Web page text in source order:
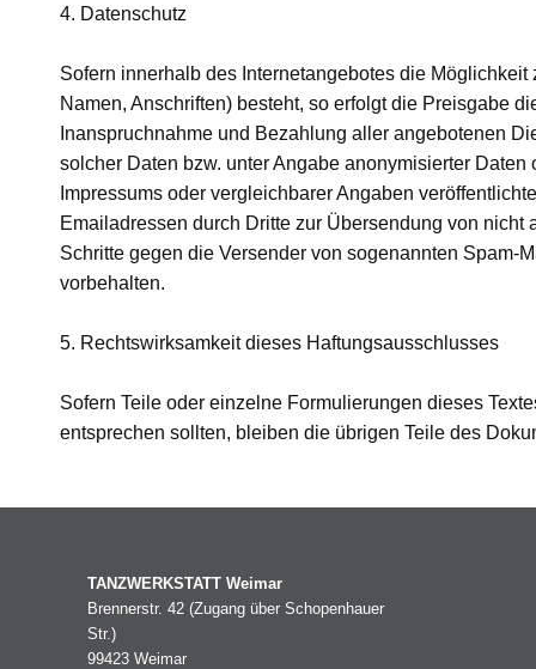
4. Datenschutz
Sofern innerhalb des Internetangebotes die
Namen, Anschriften) besteht, so erfolgt die Preisgabe
Inanspruchnahme und Bezahlung aller angebotenen
solcher Daten bzw. unter Angabe anonymisierter
Impressums oder vergleichbarer Angaben
Emailadressen durch Dritte zur Übersendung von
Schritte gegen die Versender von sogenannten Spam-
vorbehalten.
5. Rechtswirksamkeit dieses Haftungsausschlusses
Sofern Teile oder einzelne Formulierungen dieses
entsprechen sollten, bleiben die übrigen Teile des
TANZWERKSTATT Weimar
Brennerstr. 42 (Zugang über Schopenhauer
Str.)
99423 Weimar